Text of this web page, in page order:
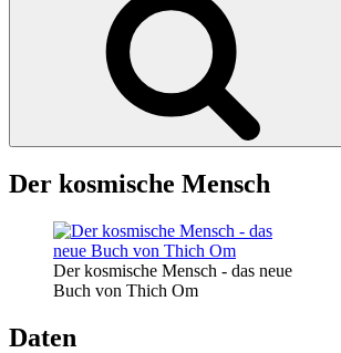
Der kosmische Mensch
Der kosmische Mensch - das neue
Buch von Thich Om
Daten